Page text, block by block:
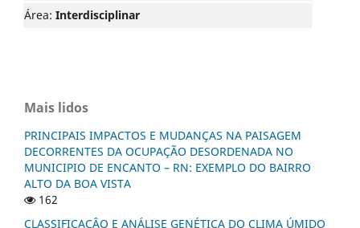
Área: Interdisciplinar
Mais lidos
PRINCIPAIS IMPACTOS E MUDANÇAS NA PAISAGEM
DECORRENTES DA OCUPAÇÃO DESORDENADA NO
MUNICIPIO DE ENCANTO – RN: EXEMPLO DO BAIRRO
ALTO DA BOA VISTA
162
CLASSIFICAÇÂO E ANÁLISE GENÉTICA DO CLIMA ÚMIDO